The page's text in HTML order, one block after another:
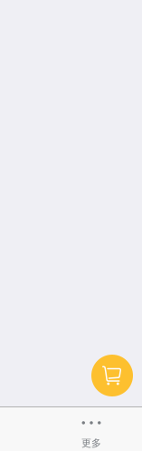
更多